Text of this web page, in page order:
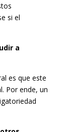
si el
a
es que este
Por ende, un